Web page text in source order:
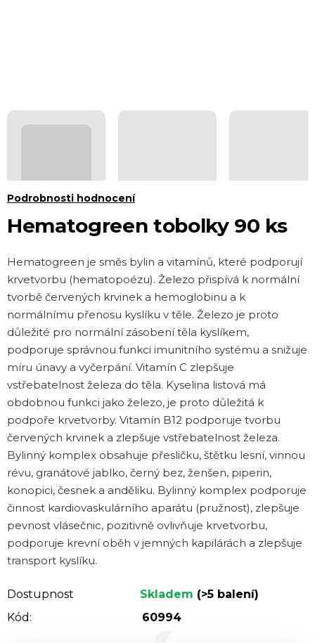
Hematogreen tobolky 90 ks
Průměrné
produktu
0,0
z 5
hvězdiček.
Podrobnosti hodnocení
Hematogreen je směs bylin a vitamínů, které podporují
krvetvorbu (hematopoézu). Železo přispívá k normální
tvorbě červených krvinek a hemoglobinu a k
normálnímu přenosu kyslíku v těle. Železo je proto
důležité pro normální zásobení těla kyslíkem,
podporuje správnou funkci imunitního systému a snižuje
míru únavy a vyčerpání. Vitamín C zlepšuje
vstřebatelnost železa do těla. Kyselina listová má
obdobnou funkci jako železo, je proto důležitá k
podpoře krvetvorby. Vitamín B12 podporuje tvorbu
červených krvinek a zlepšuje vstřebatelnost železa.
Bylinný komplex obsahuje přesličku, štětku lesní, vinnou
révu, granátové jablko, černý bez, ženšen, piperin,
konopici, česnek a anděliku. Bylinný komplex podporuje
činnost kardiovaskulárního aparátu (pružnost), zlepšuje
pevnost vlásečnic, pozitivně ovlivňuje krvetvorbu,
podporuje krevní oběh v jemných kapilárách a zlepšuje
transport kyslíku.
Dostupnost Skladem (>5 balení)
Kód:
60994